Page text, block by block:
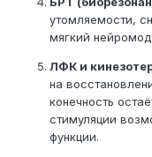
утомляемости,
мягкий
ЛФК и
на
конечность
стимуляции
функции.